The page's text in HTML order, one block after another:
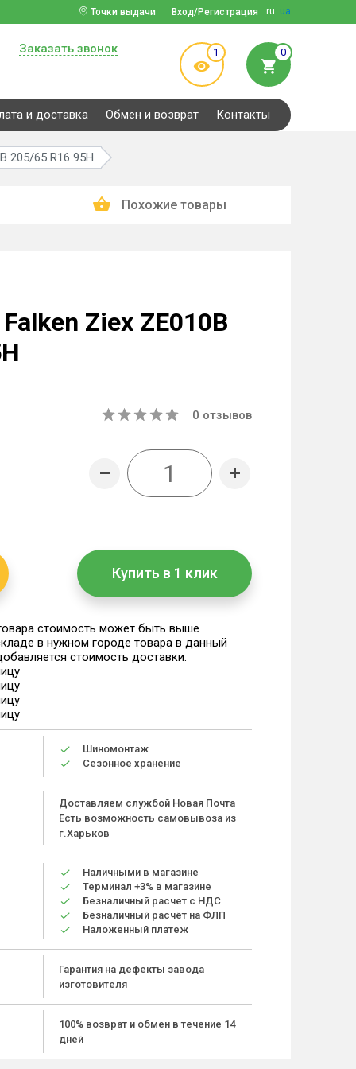
ru ua
Вход/Регистрация
Точки выдачи
Заказать звонок 1 0
и доставка Обмен и возврат Контакты
205/65 R16 95H
Похожие товары
Ziex ZE010B
0 отзывов
Купить в 1 клик
стоимость может быть выше
в нужном городе товара в данный
стоимость доставки.
Шиномонтаж
Сезонное хранение
Доставляем службой Новая Почта
Есть возможность самовывоза из
г.Харьков
Наличными в магазине
Терминал +3% в магазине
Безналичный расчет с НДС
Безналичный расчёт на ФЛП
Наложенный платеж
Гарантия на дефекты завода
изготовителя
100% возврат и обмен в течение 14
дней